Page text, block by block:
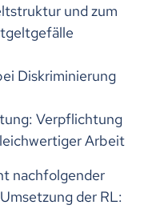
und zum
Diskriminierung
Verpflichtung
Arbeit
nachfolgender
der RL: